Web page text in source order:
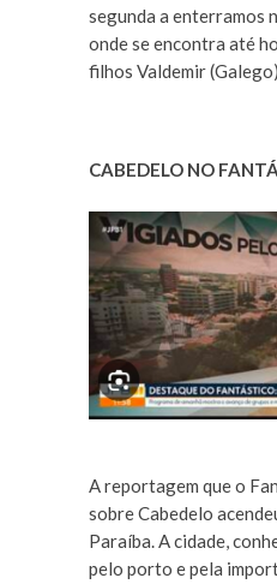
segunda a enterramos
onde se encontra até
filhos Valdemir
CABEDELO NO
A reportagem que o
sobre Cabedelo
Paraíba. A cidade,
pelo porto e pela